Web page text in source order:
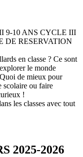
9-10 ANS CYCLE III
DE RESERVATION
en classe ? Ce sont
le monde
de mieux pour
scolaire ou faire
!
les classes avec tout
2025-2026